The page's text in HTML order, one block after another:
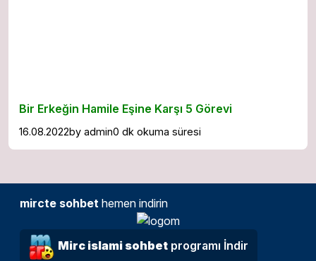
Bir Erkeğin Hamile Eşine Karşı 5 Görevi
16.08.2022by admin0 dk okuma süresi
mircte sohbet hemen indirin
Mirc islami sohbet programı İndir